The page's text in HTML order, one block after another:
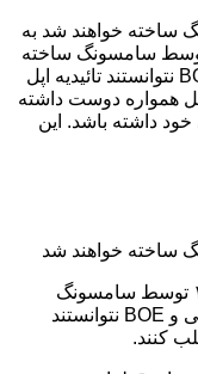
توسط سامسونگ ساخته خواهند شد به
رسد اکثر نمایشگرهای آیفون ۱۵ توسط سامسونگ ساخته
خواهند شد، چراکه شرکت‌های ال جی و BOE نتوانستند تائیدیه اپل
همواره دوست داشته
داشته باشد. این
به نظر می رسد اکثر نمایشگرهای آیفون ۱۵ توسط سامسونگ
ساخته خواهند شد، چراکه شرکت‌های ال جی و BOE نتوانستند
کنند.